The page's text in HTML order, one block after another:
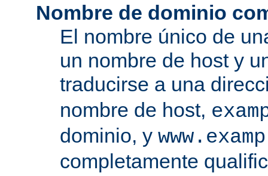
Nombre de dominio
El nombre único de
un nombre de host y
traducirse a una
nombre de host,
dominio, y
completamente